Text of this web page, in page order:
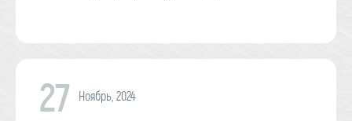
27 Ноябрь, 2024